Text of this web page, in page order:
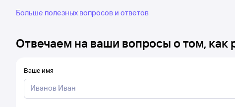
Больше полезных вопросов и ответов
Отвечаем на ваши вопросы о том, как
Ваше имя